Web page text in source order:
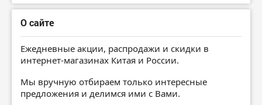
О сайте
Ежедневные акции, распродажи и скидки в
интернет-магазинах Китая и России.
Мы вручную отбираем только интересные
предложения и делимся ими с Вами.